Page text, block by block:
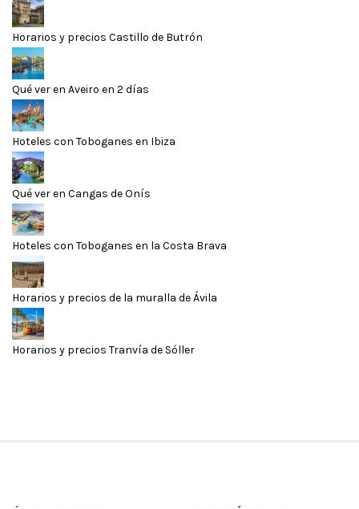
Horarios y precios Castillo de Butrón
Qué ver en Aveiro en 2 días
Hoteles con Toboganes en Ibiza
Qué ver en Cangas de Onís
Hoteles con Toboganes en la Costa Brava
Horarios y precios de la muralla de Ávila
Horarios y precios Tranvía de Sóller